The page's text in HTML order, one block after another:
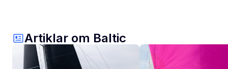
Artiklar om Baltic